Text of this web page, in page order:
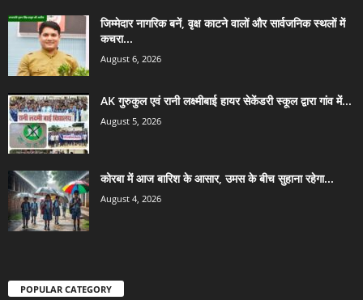
जिम्मेदार नागरिक बनें, वृक्ष काटने वालों और सार्वजनिक स्थलों में
कचरा...
August 6, 2026
AK गुरुकुल एवं रानी लक्ष्मीबाई हायर सेकेंडरी स्कूल द्वारा गांव में...
August 5, 2026
कोरबा में आज बारिश के आसार, उमस के बीच सुहाना रहेगा...
August 4, 2026
POPULAR CATEGORY